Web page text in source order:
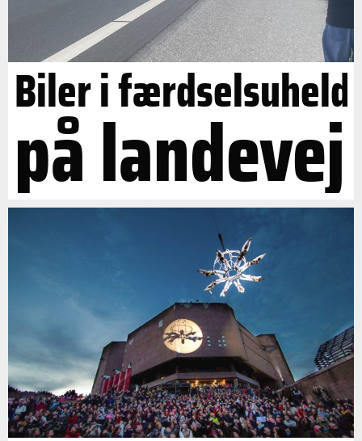
Biler i færdselsuheld
på landevej